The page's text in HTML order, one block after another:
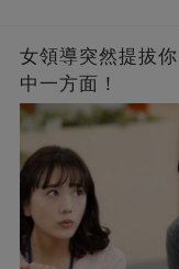
女領導突然提拔
中一方面！